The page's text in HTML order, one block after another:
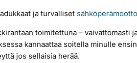
ja turvalliset
toimitettuna – vaivattomasti
kannaattaa soitella minulle
jos sellaisia herää.